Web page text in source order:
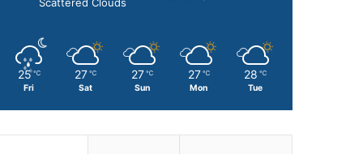
Scattered Clouds
25 ℃
Fri
27 ℃
Sat
27 ℃
Sun
27 ℃
Mon
28 ℃
Tue